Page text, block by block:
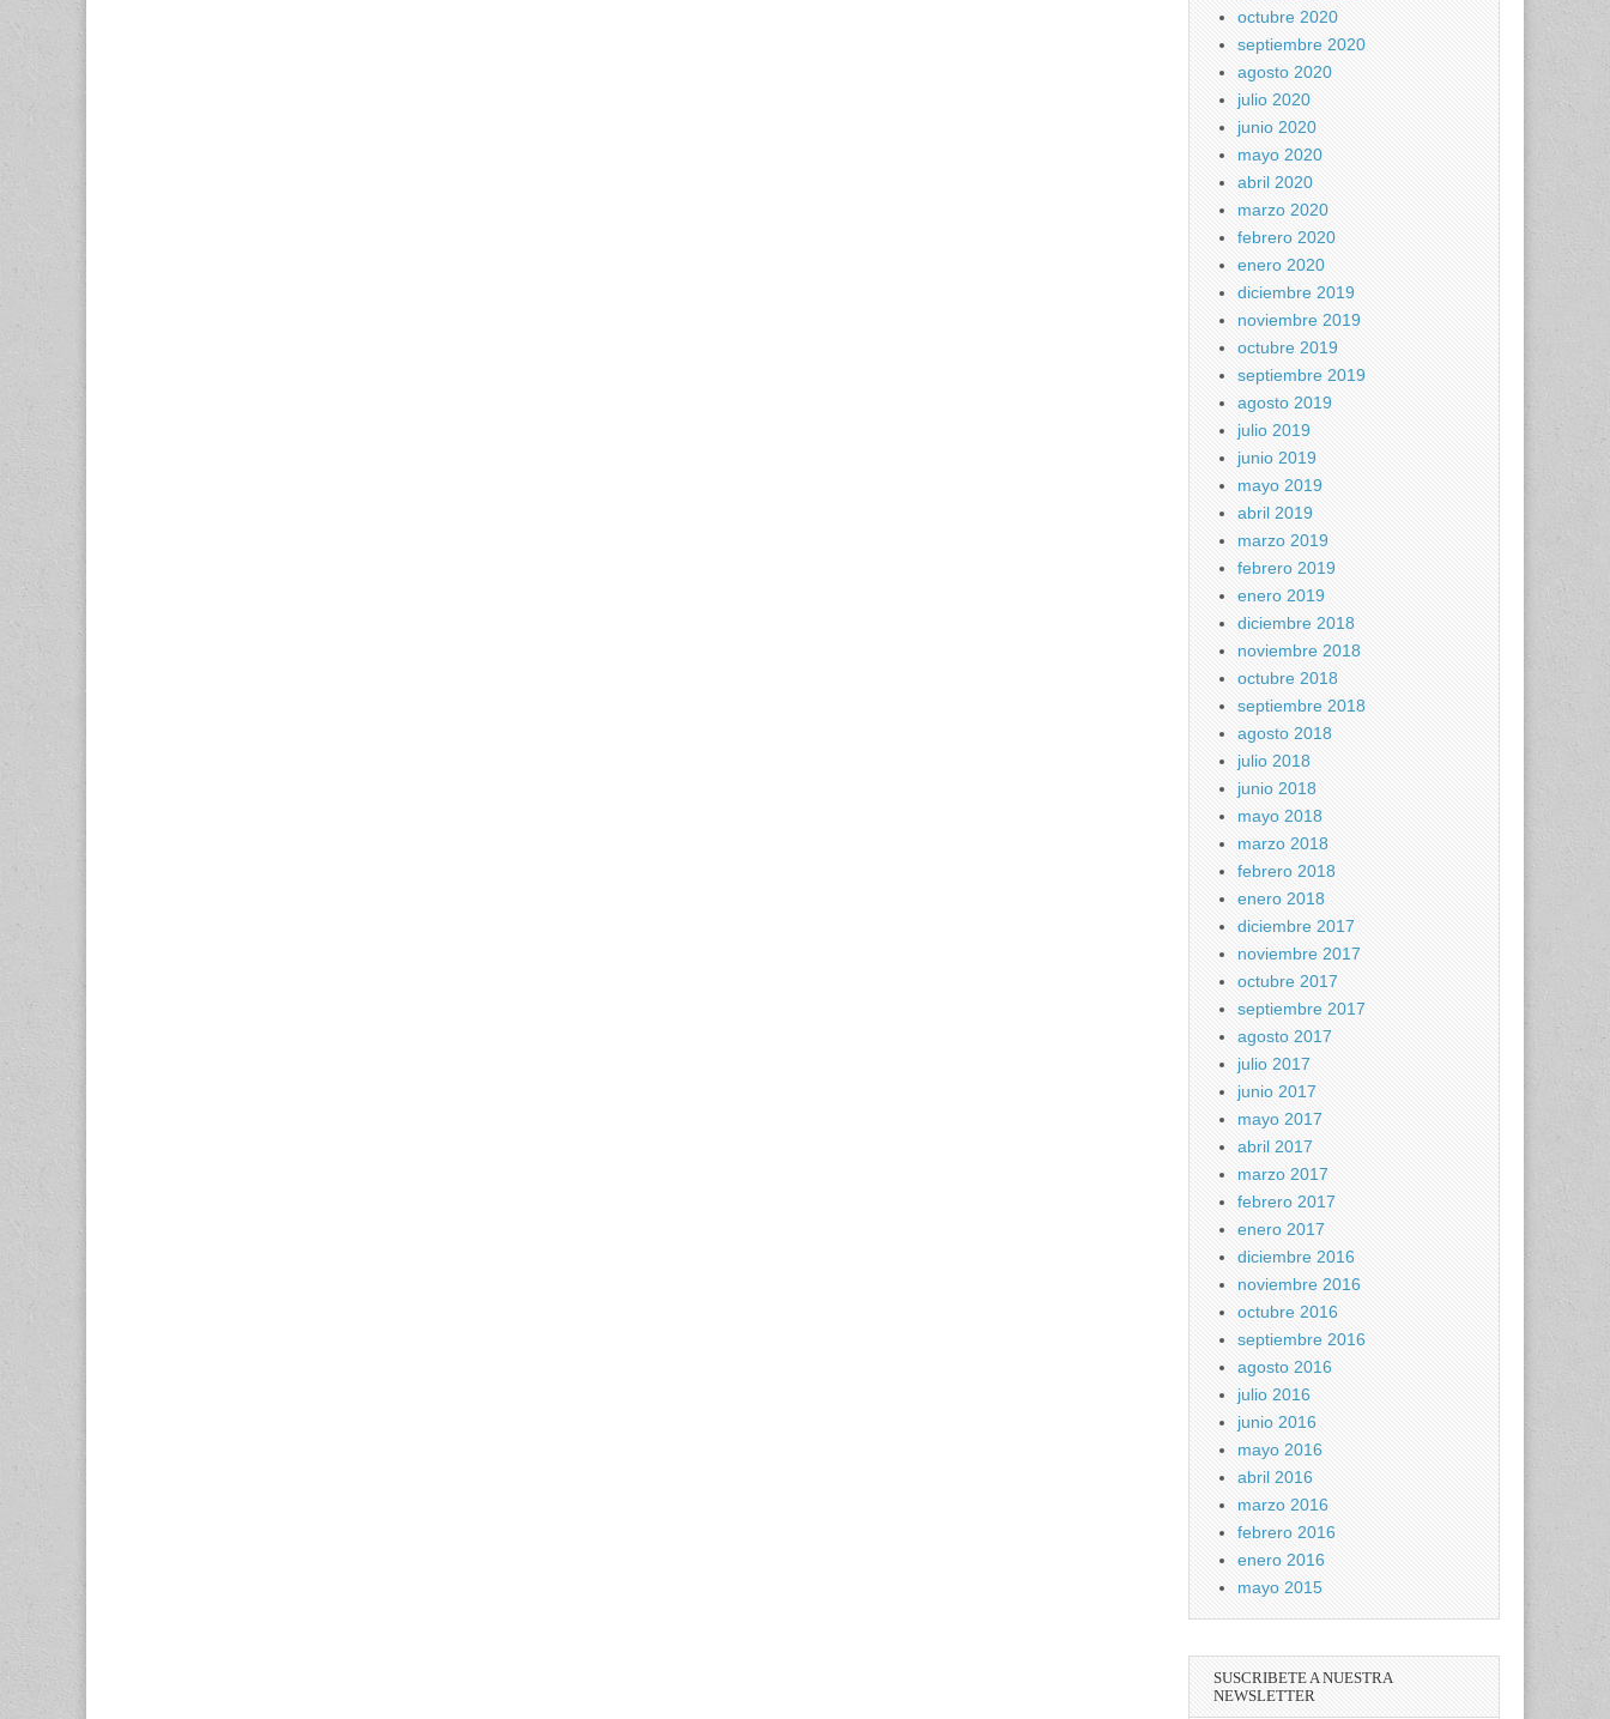
octubre 2020
septiembre 2020
agosto 2020
julio 2020
junio 2020
mayo 2020
abril 2020
marzo 2020
febrero 2020
enero 2020
diciembre 2019
noviembre 2019
octubre 2019
septiembre 2019
agosto 2019
julio 2019
junio 2019
mayo 2019
abril 2019
marzo 2019
febrero 2019
enero 2019
diciembre 2018
noviembre 2018
octubre 2018
septiembre 2018
agosto 2018
julio 2018
junio 2018
mayo 2018
marzo 2018
febrero 2018
enero 2018
diciembre 2017
noviembre 2017
octubre 2017
septiembre 2017
agosto 2017
julio 2017
junio 2017
mayo 2017
abril 2017
marzo 2017
febrero 2017
enero 2017
diciembre 2016
noviembre 2016
octubre 2016
septiembre 2016
agosto 2016
julio 2016
junio 2016
mayo 2016
abril 2016
marzo 2016
febrero 2016
enero 2016
mayo 2015
SUSCRIBETE A NUESTRA
NEWSLETTER